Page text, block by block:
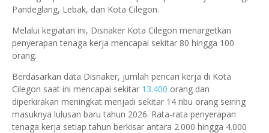
Pandeglang, Lebak, dan Kota Cilegon.
Melalui kegiatan ini, Disnaker Kota Cilegon menargetkan
penyerapan tenaga kerja mencapai sekitar 80 hingga 100
orang.
Berdasarkan data Disnaker, jumlah pencari kerja di Kota
Cilegon saat ini mencapai sekitar 13.400 orang dan
diperkirakan meningkat menjadi sekitar 14 ribu orang seiring
masuknya lulusan baru tahun 2026. Rata-rata penyerapan
tenaga kerja setiap tahun berkisar antara 2.000 hingga 4.000